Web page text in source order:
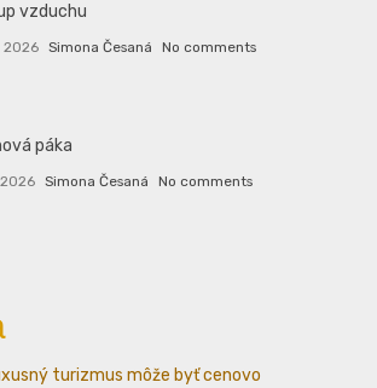
vzduchu
2026 Simona Česaná No comments
páka
Simona Česaná No comments
turizmus môže byť cenovo